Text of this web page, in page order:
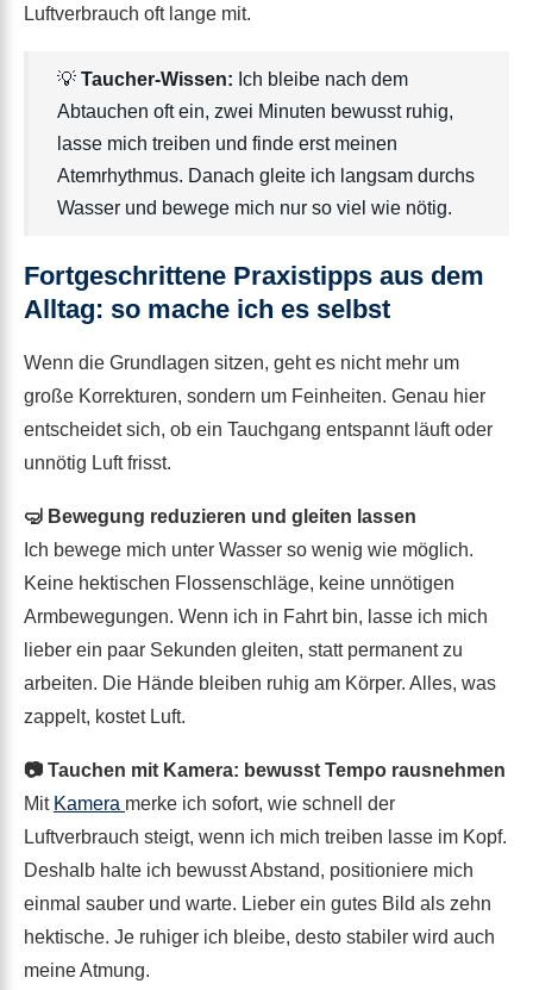
Luftverbrauch oft lange mit.
💡 Taucher-Wissen: Ich bleibe nach dem
Abtauchen oft ein, zwei Minuten bewusst ruhig,
lasse mich treiben und finde erst meinen
Atemrhythmus. Danach gleite ich langsam durchs
Wasser und bewege mich nur so viel wie nötig.
Fortgeschrittene Praxistipps aus dem
Alltag: so mache ich es selbst
Wenn die Grundlagen sitzen, geht es nicht mehr um
große Korrekturen, sondern um Feinheiten. Genau hier
entscheidet sich, ob ein Tauchgang entspannt läuft oder
unnötig Luft frisst.
🤿 Bewegung reduzieren und gleiten lassen
Ich bewege mich unter Wasser so wenig wie möglich.
Keine hektischen Flossenschläge, keine unnötigen
Armbewegungen. Wenn ich in Fahrt bin, lasse ich mich
lieber ein paar Sekunden gleiten, statt permanent zu
arbeiten. Die Hände bleiben ruhig am Körper. Alles, was
zappelt, kostet Luft.
📷 Tauchen mit Kamera: bewusst Tempo rausnehmen
Mit Kamera merke ich sofort, wie schnell der
Luftverbrauch steigt, wenn ich mich treiben lasse im Kopf.
Deshalb halte ich bewusst Abstand, positioniere mich
einmal sauber und warte. Lieber ein gutes Bild als zehn
hektische. Je ruhiger ich bleibe, desto stabiler wird auch
meine Atmung.